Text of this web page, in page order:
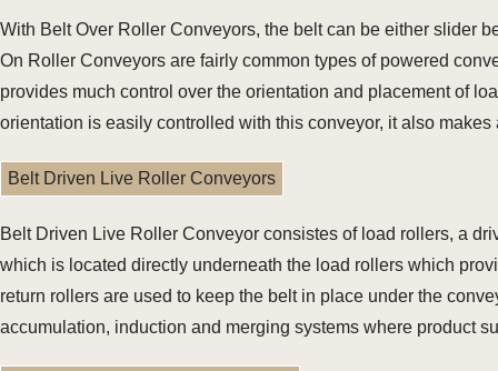
With Belt Over Roller Conveyors, the belt can be either slider
On Roller Conveyors are fairly common types of powered
provides much control over the orientation and placement of
orientation is easily controlled with this conveyor, it also
Belt Driven Live Roller Conveyors
Belt Driven Live Roller Conveyor consistes of load rollers, a
which is located directly underneath the load rollers which
return rollers are used to keep the belt in place under the
accumulation, induction and merging systems where product